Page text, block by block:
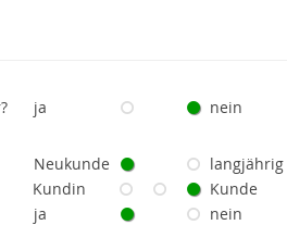
ja
nein
Neukunde
langjährig
Kundin
Kunde
ja
nein